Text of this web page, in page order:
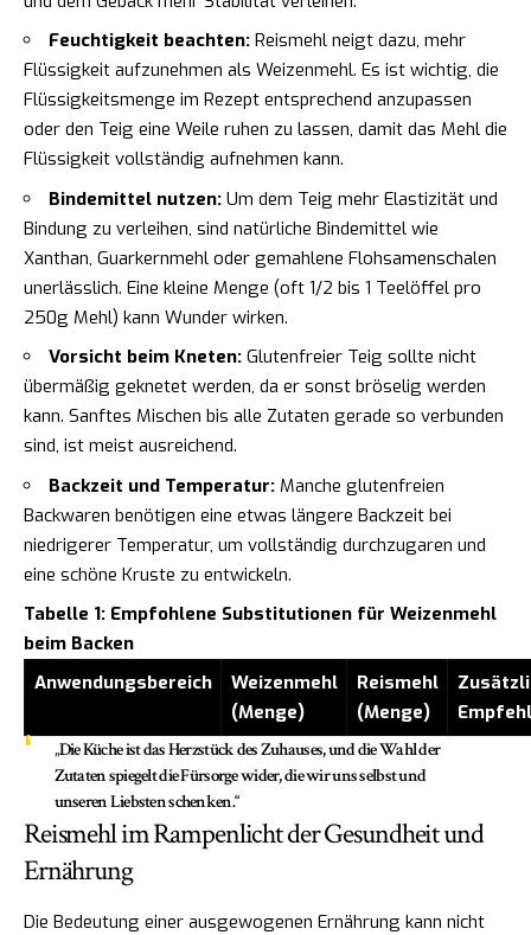
Feuchtigkeit beachten: Reismehl neigt dazu, mehr
Flüssigkeit aufzunehmen als Weizenmehl. Es ist wichtig, die
Flüssigkeitsmenge im Rezept entsprechend anzupassen
oder den Teig eine Weile ruhen zu lassen, damit das Mehl die
Flüssigkeit vollständig aufnehmen kann.
Bindemittel nutzen: Um dem Teig mehr Elastizität und
Bindung zu verleihen, sind natürliche Bindemittel wie
Xanthan, Guarkernmehl oder gemahlene Flohsamenschalen
unerlässlich. Eine kleine Menge (oft 1/2 bis 1 Teelöffel pro
250g Mehl) kann Wunder wirken.
Vorsicht beim Kneten: Glutenfreier Teig sollte nicht
übermäßig geknetet werden, da er sonst bröselig werden
kann. Sanftes Mischen bis alle Zutaten gerade so verbunden
sind, ist meist ausreichend.
Backzeit und Temperatur: Manche glutenfreien
Backwaren benötigen eine etwas längere Backzeit bei
niedrigerer Temperatur, um vollständig durchzugaren und
eine schöne Kruste zu entwickeln.
Tabelle 1: Empfohlene Substitutionen für Weizenmehl
beim Backen
Anwendungsbereich
Weizenmehl
(Menge)
Reismehl
(Menge)
„Die Küche ist das Herzstück des Zuhauses, und die Wahl der
Zutaten spiegelt die Fürsorge wider, die wir uns selbst und
unseren Liebsten schenken.“
Reismehl im Rampenlicht der Gesundheit und
Ernährung
Die Bedeutung einer ausgewogenen Ernährung kann nicht